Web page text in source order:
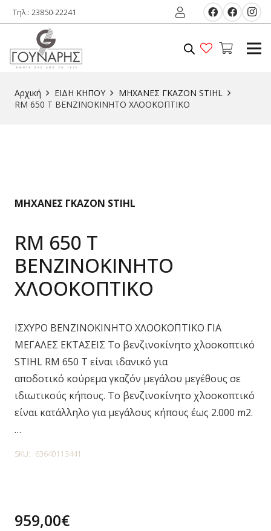
Τηλ.: 23850-22241
Αρχική ΕΙΔΗ ΚΗΠΟΥ
ΜΗΧΑΝΕΣ ΓΚΑΖΟΝ STIHL
RM 650 T ΒΕΝΖΙΝΟΚΙΝΗΤΟ ΧΛΟΟΚΟΠΤΙΚΟ
ΜΗΧΑΝΕΣ ΓΚΑΖΟΝ STIHL
RM 650 T
ΒΕΝΖΙΝΟΚΙΝΗΤΟ
ΧΛΟΟΚΟΠΤΙΚΟ
ΙΣΧΥΡΟ ΒΕΝΖΙΝΟΚΙΝΗΤΟ ΧΛΟΟΚΟΠΤΙΚΟ ΓΙΑ
ΜΕΓΑΛΕΣ ΕΚΤΑΣΕΙΣ Το βενζινοκίνητο χλοοκοπτικό
STIHL RM 650 T είναι ιδανικό για
αποδοτικό κούρεμα γκαζόν μεγάλου μεγέθους σε
ιδιωτικούς κήπους. Το βενζινοκίνητο χλοοκοπτικό
είναι κατάλληλο για μεγάλους κήπους έως 2.000 m2.
…
SKU: 63640113441
959,00€